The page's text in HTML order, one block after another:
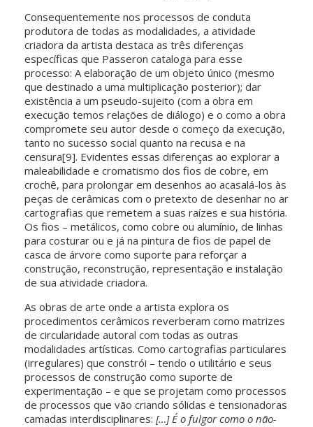
Consequentemente nos processos de conduta
produtora de todas as modalidades, a atividade
criadora da artista destaca as três diferenças
específicas que Passeron cataloga para esse
processo: A elaboração de um objeto único (mesmo
que destinado a uma multiplicação posterior); dar
existência a um pseudo-sujeito (com a obra em
execução temos relações de diálogo) e o como a obra
compromete seu autor desde o começo da execução,
tanto no sucesso social quanto na recusa e na
censura[9]. Evidentes essas diferenças ao explorar a
maleabilidade e cromatismo dos fios de cobre, em
crochê, para prolongar em desenhos ao acasalá-los às
peças de cerâmicas com o pretexto de desenhar no ar
cartografias que remetem a suas raízes e sua história.
Os fios – metálicos, como cobre ou alumínio, de linhas
para costurar ou e já na pintura de fios de papel de
casca de árvore como suporte para reforçar a
construção, reconstrução, representação e instalação
de sua atividade criadora.
As obras de arte onde a artista explora os
procedimentos cerâmicos reverberam como matrizes
de circularidade autoral com todas as outras
modalidades artísticas. Como cartografias particulares
(irregulares) que constrói – tendo o utilitário e seus
processos de construção como suporte de
experimentação – e que se projetam como processos
de processos que vão criando sólidas e tensionadoras
camadas interdisciplinares: […] É o fulgor como o não-